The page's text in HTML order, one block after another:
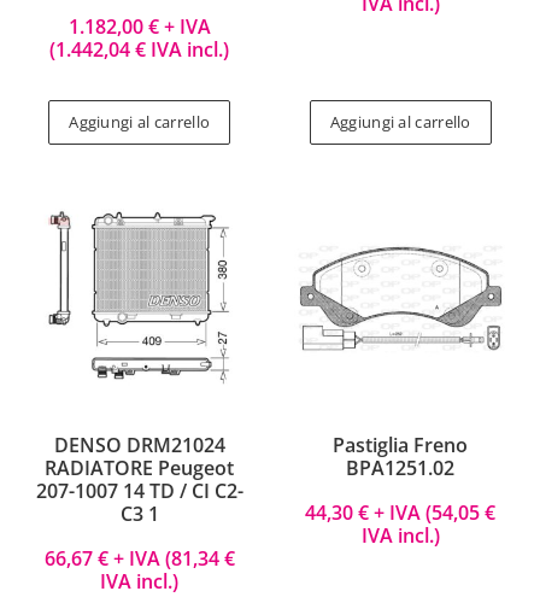
1.182,00€+ IVA
(1.442,04€ IVA incl.)
Aggiungi al carrello Aggiungi al carrello
DENSO DRM21024
RADIATORE Peugeot
207-1007 14 TD / CI C2-
C3 1
66,67€+ IVA (81,34€
IVA incl.)
Pastiglia Freno
BPA1251.02
44,30€+ IVA (54,05€
IVA incl.)